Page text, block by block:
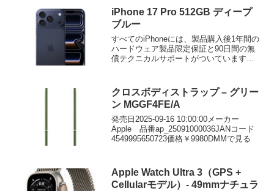
iPhone 17 Pro 512GB ディープ
ブルー
すべてのiPhoneには、製品購入後1年間の
ハードウェア製品限定保証と90日間の無
償テクニカルサポートがついています。
クロスボディストラップ – グリー
ン MGGF4FE/A
発売日2025-09-16 10:00:00メーカー
Apple 品番ap_25091000036JANコード
4549995650723価格￥9980DMMで見る
Apple Watch Ultra 3（GPS +
Cellularモデル）- 49mmナチュラ